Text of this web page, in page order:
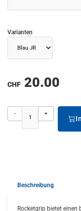
Varianten
CHF 20.00
- +
Beschreibung
Rocketgrip bietet einen